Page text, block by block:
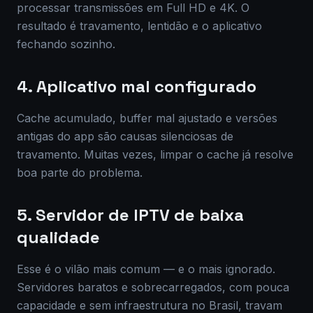
processar transmissões em Full HD e 4K. O
resultado é travamento, lentidão e o aplicativo
fechando sozinho.
4. Aplicativo mal configurado
Cache acumulado, buffer mal ajustado e versões
antigas do app são causas silenciosas de
travamento. Muitas vezes, limpar o cache já resolve
boa parte do problema.
5. Servidor de IPTV de baixa
qualidade
Esse é o vilão mais comum — e o mais ignorado.
Servidores baratos e sobrecarregados, com pouca
capacidade e sem infraestrutura no Brasil, travam